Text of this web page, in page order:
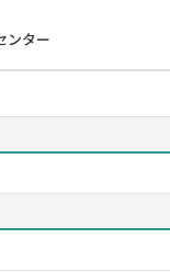
ンター